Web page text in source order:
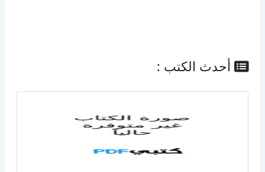
أحدث الكتب :